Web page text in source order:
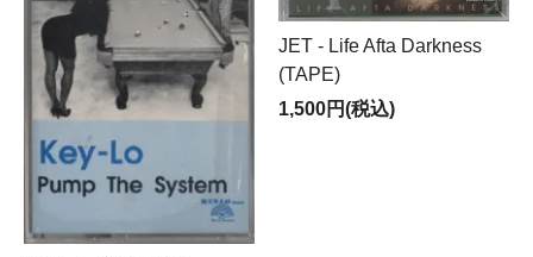
JET - Life Afta Darkness
(TAPE)
1,500円(税込)